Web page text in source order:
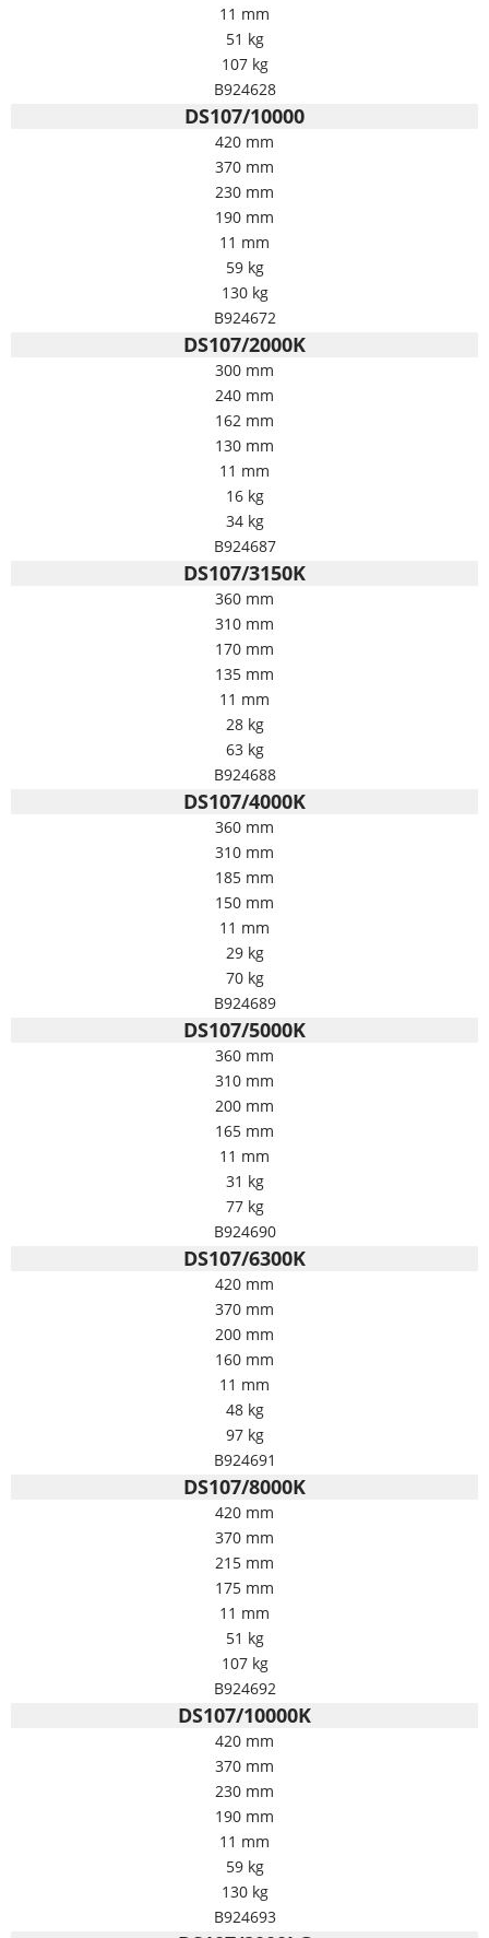
11 mm
51 kg
107 kg
B924628
DS107/10000
420 mm
370 mm
230 mm
190 mm
11 mm
59 kg
130 kg
B924672
DS107/2000K
300 mm
240 mm
162 mm
130 mm
11 mm
16 kg
34 kg
B924687
DS107/3150K
360 mm
310 mm
170 mm
135 mm
11 mm
28 kg
63 kg
B924688
DS107/4000K
360 mm
310 mm
185 mm
150 mm
11 mm
29 kg
70 kg
B924689
DS107/5000K
360 mm
310 mm
200 mm
165 mm
11 mm
31 kg
77 kg
B924690
DS107/6300K
420 mm
370 mm
200 mm
160 mm
11 mm
48 kg
97 kg
B924691
DS107/8000K
420 mm
370 mm
215 mm
175 mm
11 mm
51 kg
107 kg
B924692
DS107/10000K
420 mm
370 mm
230 mm
190 mm
11 mm
59 kg
130 kg
B924693